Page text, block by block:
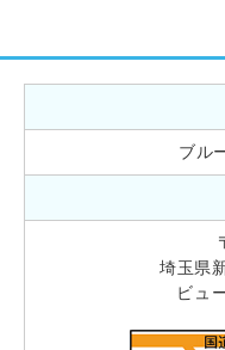
ブル
埼玉県
ビュ